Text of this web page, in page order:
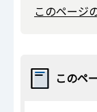
このページ
このペ